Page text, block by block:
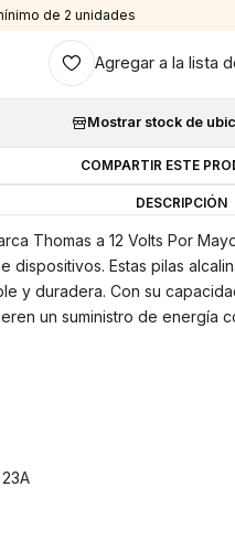
de 2 unidades
Agregar a la lista
Mostrar stock de
COMPARTIR ESTE
DESCRIPCIÓN
Thomas a 12 Volts Por
dispositivos. Estas pilas
y duradera. Con su
un suministro de energía